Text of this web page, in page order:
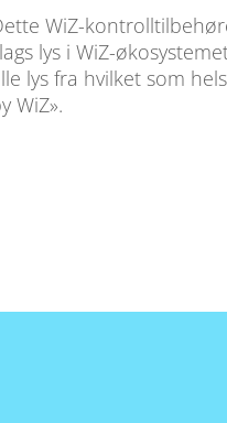
WiZ-
lys i WiZ-
lys fra hvilket som
WiZ».